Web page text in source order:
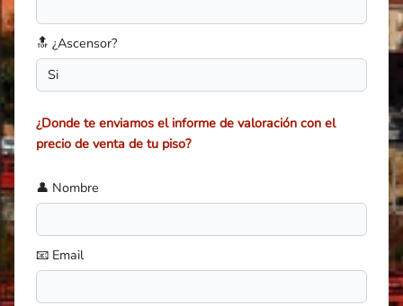
🔝 ¿Ascensor?
¿Donde te enviamos el informe de valoración con el
precio de venta de tu piso?
👤 Nombre
📧 Email